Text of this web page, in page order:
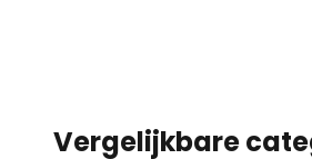
Vergelijkbare